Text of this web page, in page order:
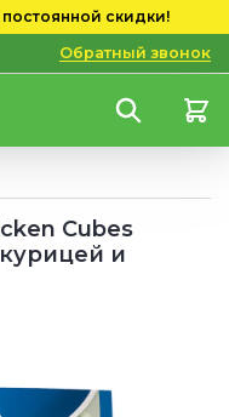
скидки!
Обратный звонок
Cubes
и